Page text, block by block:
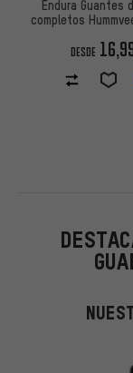
Endura Guantes
completos
DESDE